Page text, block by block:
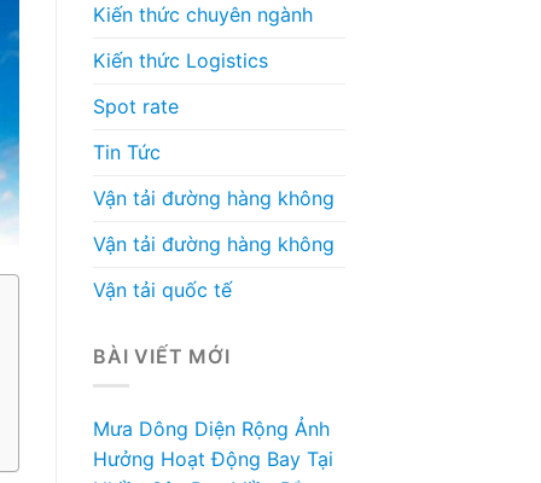
Kiến thức chuyên ngành
Kiến thức Logistics
Spot rate
Tin Tức
Vận tải đường hàng không
Vận tải đường hàng không
Vận tải quốc tế
BÀI VIẾT MỚI
Mưa Dông Diện Rộng Ảnh
Hưởng Hoạt Động Bay Tại